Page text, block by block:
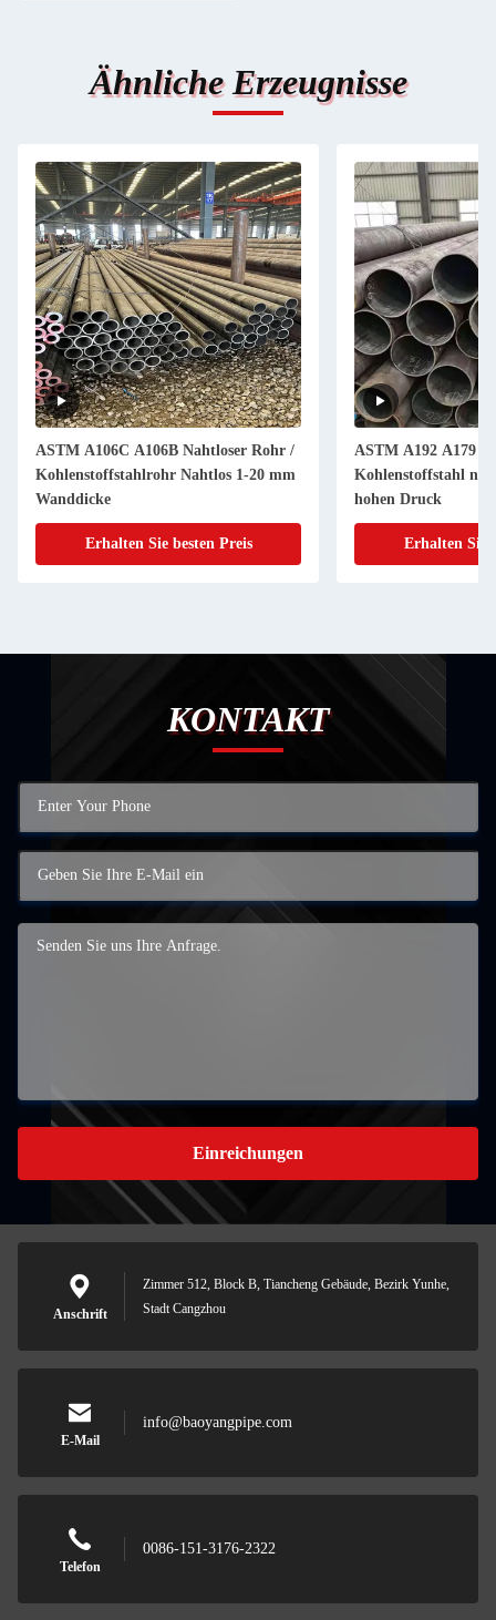
Ähnliche Erzeugnisse
ASTM A106C A106B Nahtloser Rohr /
Kohlenstoffstahlrohr Nahtlos 1-20 mm
Wanddicke
Erhalten Sie besten Preis
ASTM A192 A179
Kohlenstoffstahl
hohen Druck
Erhalten Sie
KONTAKT
Einreichungen
Anschrift
Zimmer 512, Block B, Tiancheng Gebäude, Bezirk Yunhe,
Stadt Cangzhou
E-Mail
info@baoyangpipe.com
Telefon
0086-151-3176-2322